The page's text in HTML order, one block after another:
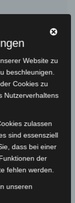
Website zu
beschleunigen.
Cookies zu
Nutzerverhaltens
zulassen
sind essensziell
dass bei einer
der
fehlen werden.
unseren